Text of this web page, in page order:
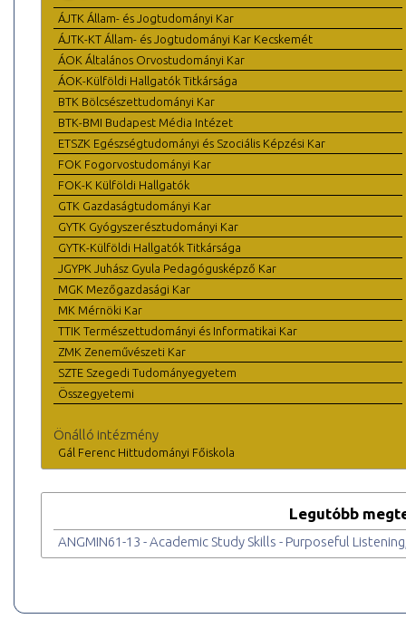
ÁJTK Állam- és Jogtudományi Kar
ÁJTK-KT Állam- és Jogtudományi Kar Kecskemét
ÁOK Általános Orvostudományi Kar
ÁOK-Külföldi Hallgatók Titkársága
BTK Bölcsészettudományi Kar
BTK-BMI Budapest Média Intézet
ETSZK Egészségtudományi és Szociális Képzési Kar
FOK Fogorvostudományi Kar
FOK-K Külföldi Hallgatók
GTK Gazdaságtudományi Kar
GYTK Gyógyszerésztudományi Kar
GYTK-Külföldi Hallgatók Titkársága
JGYPK Juhász Gyula Pedagógusképző Kar
MGK Mezőgazdasági Kar
MK Mérnöki Kar
TTIK Természettudományi és Informatikai Kar
ZMK Zeneművészeti Kar
SZTE Szegedi Tudományegyetem
Összegyetemi
Önálló intézmény
Gál Ferenc Hittudományi Főiskola
Legutóbb
ANGMIN61-13 - Academic Study Skills - Purposeful